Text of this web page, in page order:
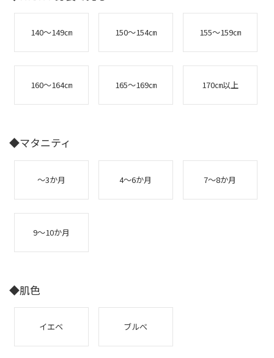
140～149㎝ 150～154㎝ 155～159㎝
160～164㎝ 165～169㎝ 170㎝以上
◆マタニティ
～3か月 4～6か月 7～8か月
9～10か月
◆肌色
イエベ ブルべ